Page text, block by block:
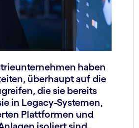
haben
überhaupt auf die
die sie bereits
in Legacy-Systemen,
Plattformen und